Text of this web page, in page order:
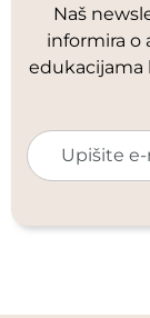
Naš
informira o
edukacijama